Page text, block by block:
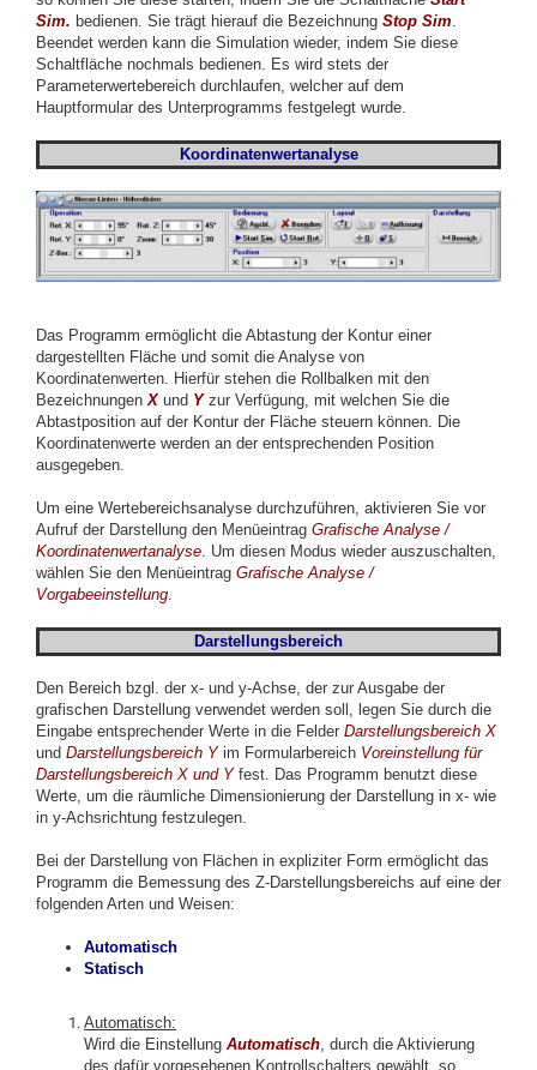
Sim. bedienen. Sie trägt hierauf die Bezeichnung Stop Sim.
Beendet werden kann die Simulation wieder, indem Sie diese
Schaltfläche nochmals bedienen. Es wird stets der
Parameterwertebereich durchlaufen, welcher auf dem
Hauptformular des Unterprogramms festgelegt wurde.
Koordinatenwertanalyse
Das Programm ermöglicht die Abtastung der Kontur einer
dargestellten Fläche und somit die Analyse von
Koordinatenwerten. Hierfür stehen die Rollbalken mit den
BezeichnungenX und Yzur Verfügung, mit welchen Sie die
Abtastposition auf der Kontur der Fläche steuern können. Die
Koordinatenwerte werden an der entsprechenden Position
ausgegeben.
Um eine Wertebereichsanalyse durchzuführen, aktivieren Sie vor
Aufruf der Darstellung den Menüeintrag Grafische Analyse /
Koordinatenwertanalyse. Um diesen Modus wieder auszuschalten,
wählen Sie den Menüeintrag Grafische Analyse /
Vorgabeeinstellung.
Darstellungsbereich
Den Bereich bzgl. der x- und y-Achse, der zur Ausgabe der
grafischen Darstellung verwendet werden soll, legen Sie durch die
Eingabe entsprechender Werte in die Felder Darstellungsbereich X
und Darstellungsbereich Yim Formularbereich Voreinstellung für
Darstellungsbereich X und Y fest. Das Programm benutzt diese
Werte, um die räumliche Dimensionierung der Darstellung in x- wie
in y-Achsrichtung festzulegen.
Bei der Darstellung von Flächen in expliziter Form ermöglicht das
Programm die Bemessung des Z-Darstellungsbereichs auf eine der
folgenden Arten und Weisen:
Automatisch
Statisch
Automatisch:
Wird die Einstellung Automatisch, durch die Aktivierung
des dafür vorgesehenen Kontrollschalters gewählt, so